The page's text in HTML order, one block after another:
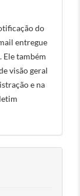
do
entregue
Ele também
visão geral
e na